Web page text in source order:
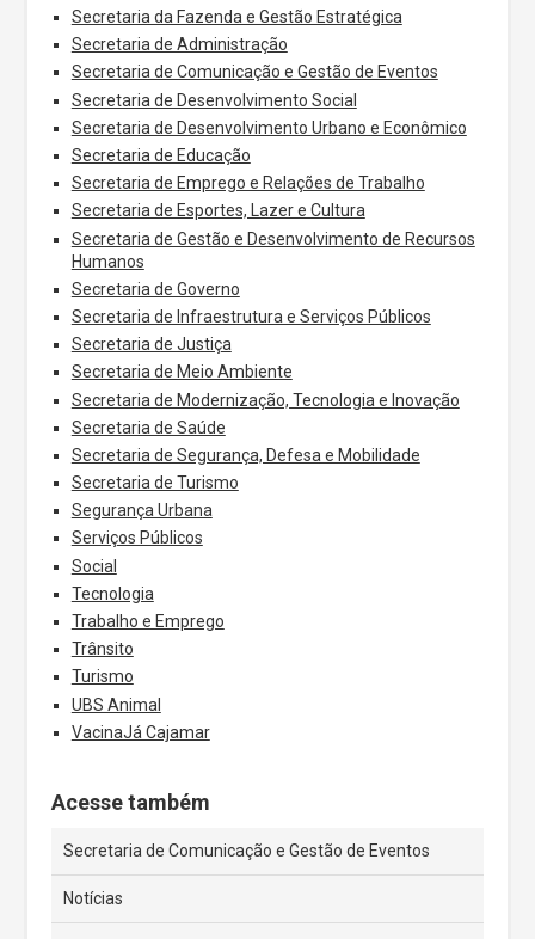
Secretaria da Fazenda e Gestão Estratégica
Secretaria de Administração
Secretaria de Comunicação e Gestão de Eventos
Secretaria de Desenvolvimento Social
Secretaria de Desenvolvimento Urbano e Econômico
Secretaria de Educação
Secretaria de Emprego e Relações de Trabalho
Secretaria de Esportes, Lazer e Cultura
Secretaria de Gestão e Desenvolvimento de Recursos
Humanos
Secretaria de Governo
Secretaria de Infraestrutura e Serviços Públicos
Secretaria de Justiça
Secretaria de Meio Ambiente
Secretaria de Modernização, Tecnologia e Inovação
Secretaria de Saúde
Secretaria de Segurança, Defesa e Mobilidade
Secretaria de Turismo
Segurança Urbana
Serviços Públicos
Social
Tecnologia
Trabalho e Emprego
Trânsito
Turismo
UBS Animal
VacinaJá Cajamar
Acesse também
Secretaria de Comunicação e Gestão de Eventos
Notícias